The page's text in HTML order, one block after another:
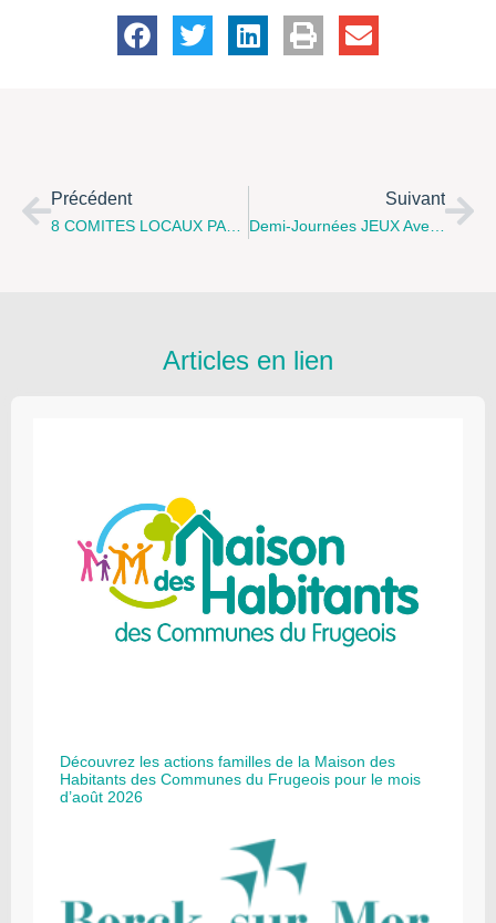
Précédent Suivant
Demi-Journées JEUX Avec Pascal Deru Les 2 Et 3 Juin 2016
Articles en lien
Découvrez les actions familles de la Maison des
Habitants des Communes du Frugeois pour le mois
d’août 2026